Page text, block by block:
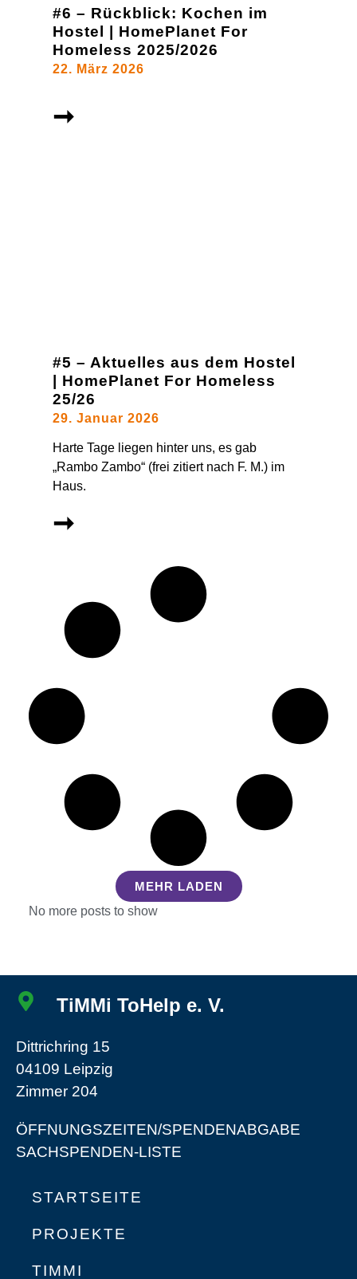
#6 – Rückblick: Kochen im
Hostel | HomePlanet For
Homeless 2025/2026
22. März 2026
➞
#5 – Aktuelles aus dem Hostel
| HomePlanet For Homeless
25/26
29. Januar 2026
Harte Tage liegen hinter uns, es gab
„Rambo Zambo“ (frei zitiert nach F. M.) im
Haus.
➞
MEHR LADEN
No more posts to show
TiMMi ToHelp e. V.
Dittrichring 15
04109 Leipzig
Zimmer 204
ÖFFNUNGSZEITEN/SPENDENABGABE
SACHSPENDEN-LISTE
STARTSEITE
PROJEKTE
TIMMI